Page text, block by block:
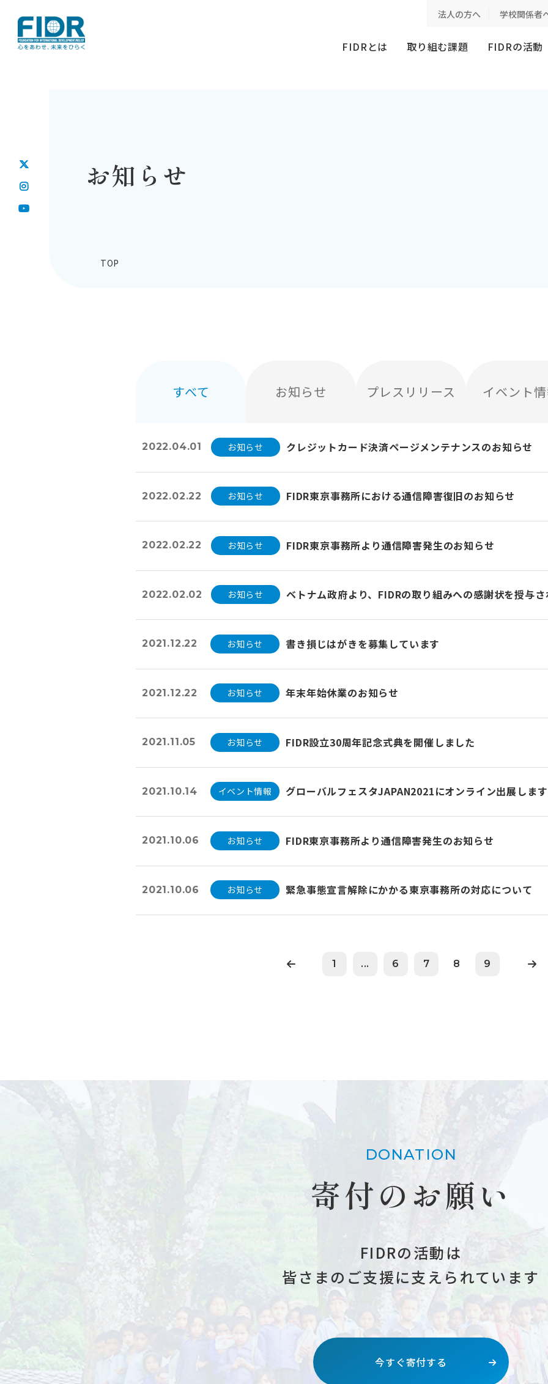
法人の方へ 学校関係者
FIDRとは 取り組む課題 FIDRの活動
お知らせ
TOP
すべて お知らせ プレスリリース イベント
2022.04.01 お知らせ クレジットカード決済ページメンテナンスのお知らせ
2022.02.22 お知らせ FIDR東京事務所における通信障害復旧のお知らせ
2022.02.22 お知らせ FIDR東京事務所より通信障害発生のお知らせ
2022.02.02 お知らせ ベトナム政府より、FIDRの取り組みへの感謝状を授与
2021.12.22 お知らせ 書き損じはがきを募集しています
2021.12.22 お知らせ 年末年始休業のお知らせ
2021.11.05 お知らせ FIDR設立30周年記念式典を開催しました
2021.10.14 イベント情報 グローバルフェスタJAPAN2021にオンライン出展します
2021.10.06 お知らせ FIDR東京事務所より通信障害発生のお知らせ
2021.10.06 お知らせ 緊急事態宣言解除にかかる東京事務所の対応について
1 ... 6 7 8 9
DONATION
寄付のお願い
FIDRの活動は
皆さまのご支援に支えられています
今すぐ寄付する